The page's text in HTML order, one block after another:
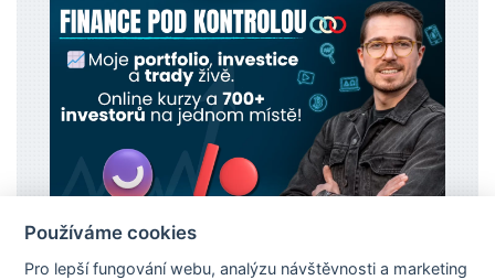
Používáme cookies
Pro lepší fungování webu, analýzu návštěvnosti a marketing